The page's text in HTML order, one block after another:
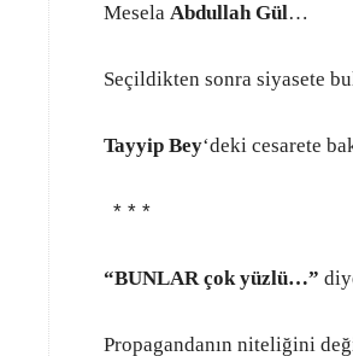
Mesela Abdullah Gül…
Seçildikten sonra siyasete
Tayyip Bey‘deki cesarete
* * *
“BUNLAR çok yüzlü…”
Propagandanın niteliğini